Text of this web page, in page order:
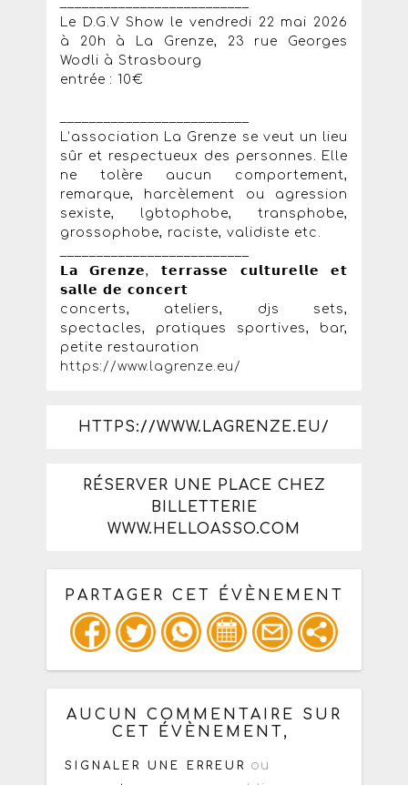
Le D.G.V Show le vendredi 22 mai 2026
à 20h à La Grenze, 23 rue Georges
Wodli à Strasbourg
entrée : 10€
L’association La Grenze se veut un lieu
sûr et respectueux des personnes. Elle
ne tolère aucun comportement,
remarque, harcèlement ou agression
sexiste, lgbtophobe, transphobe,
grossophobe, raciste, validiste etc.
𝗟𝗮 𝗚𝗿𝗲𝗻𝘇𝗲, 𝘁𝗲𝗿𝗿𝗮𝘀𝘀𝗲 𝗰𝘂𝗹𝘁𝘂𝗿𝗲𝗹𝗹𝗲 𝗲𝘁
𝘀𝗮𝗹𝗹𝗲 𝗱𝗲 𝗰𝗼𝗻𝗰𝗲𝗿𝘁
concerts, ateliers, djs sets,
spectacles, pratiques sportives, bar,
petite restauration
https://www.lagrenze.eu/
HTTPS://WWW.LAGRENZE.EU/
RÉSERVER UNE PLACE CHEZ
BILLETTERIE
WWW.HELLOASSO.COM
PARTAGER CET ÉVÈNEMENT
Copiez les infos ci-dessous pour un
: mail / forum / réseau social
AUCUN COMMENTAIRE SUR
CET ÉVÈNEMENT,
SIGNALER UNE ERREUR
ou